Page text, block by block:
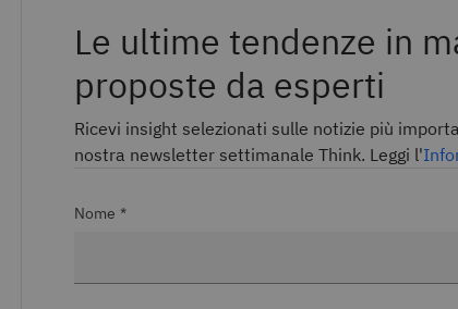
Le ultime tendenze in
proposte da esperti
Ricevi insight selezionati sulle notizie più
nostra newsletter settimanale Think. Leggi l'
Nome *